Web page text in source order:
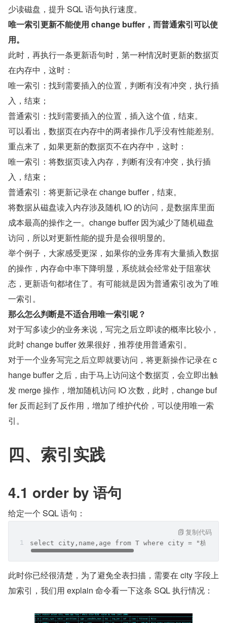
少读磁盘，提升 SQL 语句执行速度。
唯一索引更新不能使用 change buffer，而普通索引可以使
用。
此时，再执行一条更新语句时，第一种情况时更新的数据页
在内存中，这时：
唯一索引：找到需要插入的位置，判断有没有冲突，执行插
入，结束；
普通索引：找到需要插入的位置，插入这个值，结束。
可以看出，数据页在内存中的两者操作几乎没有性能差别。
重点来了，如果更新的数据页不在内存中，这时：
唯一索引：将数据页读入内存，判断有没有冲突，执行插
入，结束；
普通索引：将更新记录在 change buffer，结束。
将数据从磁盘读入内存涉及随机 IO 的访问，是数据库里面
成本最高的操作之一。change buffer 因为减少了随机磁盘
访问，所以对更新性能的提升是会很明显的。
举个例子，大家感受更深，如果你的业务库有大量插入数据
的操作，内存命中率下降明显，系统就会经常处于阻塞状
态，更新语句都堵住了。有可能就是因为普通索引改为了唯
一索引。
那么怎么判断是不适合用唯一索引呢？
对于写多读少的业务来说，写完之后立即读的概率比较小，
此时 change buffer 效果很好，推荐使用普通索引。
对于一个业务写完之后立即就要访问，将更新操作记录在 c
hange buffer 之后，由于马上访问这个数据页，会立即出触
发 merge 操作，增加随机访问 IO 次数，此时，change buf
fer 反而起到了反作用，增加了维护代价，可以使用唯一索
引。
四、索引实践
4.1 order by 语句
给定一个 SQL 语句：
select city,name,age from T where city = "杭州"
复制代码
此时你已经很清楚，为了避免全表扫描，需要在 city 字段上
加索引，我们用 explain 命令看一下这条 SQL 执行情况：